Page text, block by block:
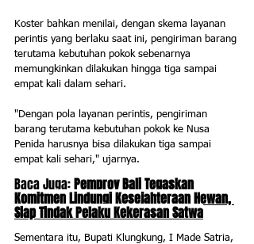
Koster bahkan menilai, dengan skema layanan
perintis yang berlaku saat ini, pengiriman barang
terutama kebutuhan pokok sebenarnya
memungkinkan dilakukan hingga tiga sampai
empat kali dalam sehari.
"Dengan pola layanan perintis, pengiriman
barang terutama kebutuhan pokok ke Nusa
Penida harusnya bisa dilakukan tiga sampai
empat kali sehari," ujarnya.
Baca Juga: Pemprov Bali Tegaskan
Komitmen Lindungi Kesejahteraan Hewan,
Siap Tindak Pelaku Kekerasan Satwa
Sementara itu, Bupati Klungkung, I Made Satria,